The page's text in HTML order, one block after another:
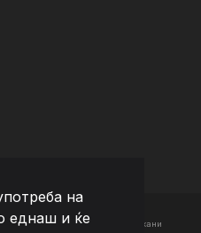
на
еднаш и ќе
Macedonia - Сите права задржани